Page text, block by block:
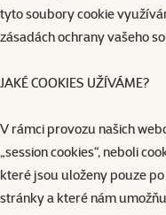
tyto soubory cookie
zásadách ochrany vašeho
JAKÉ COOKIES UŽÍVÁME?
V rámci provozu našich
„session cookies“, neboli
které jsou uloženy pouze
stránky a které nám